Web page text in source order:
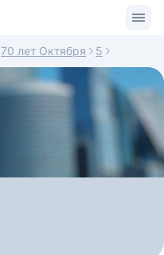
70 лет Октября 5